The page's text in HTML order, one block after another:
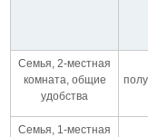
Семья, 2-местная
комната, общие
удобства
Семья, 1-местная